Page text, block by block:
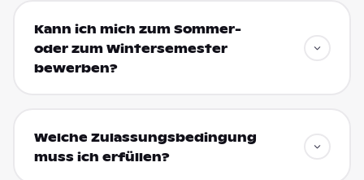
Kann ich mich zum Sommer-
oder zum Wintersemester
bewerben?
Welche Zulassungsbedingung
muss ich erfüllen?